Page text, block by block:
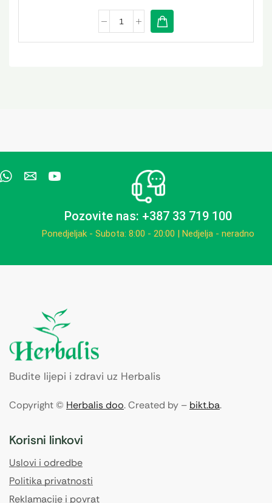
Pozovite nas: +387 33 719 100
Ponedjeljak - Subota: 8:00 - 20:00 | Nedjelja - neradno
Budite lijepi i zdravi uz Herbalis
Copyright © Herbalis doo. Created by – bikt.ba.
Korisni linkovi
Uslovi i odredbe
Politika privatnosti
Reklamacije i povrat